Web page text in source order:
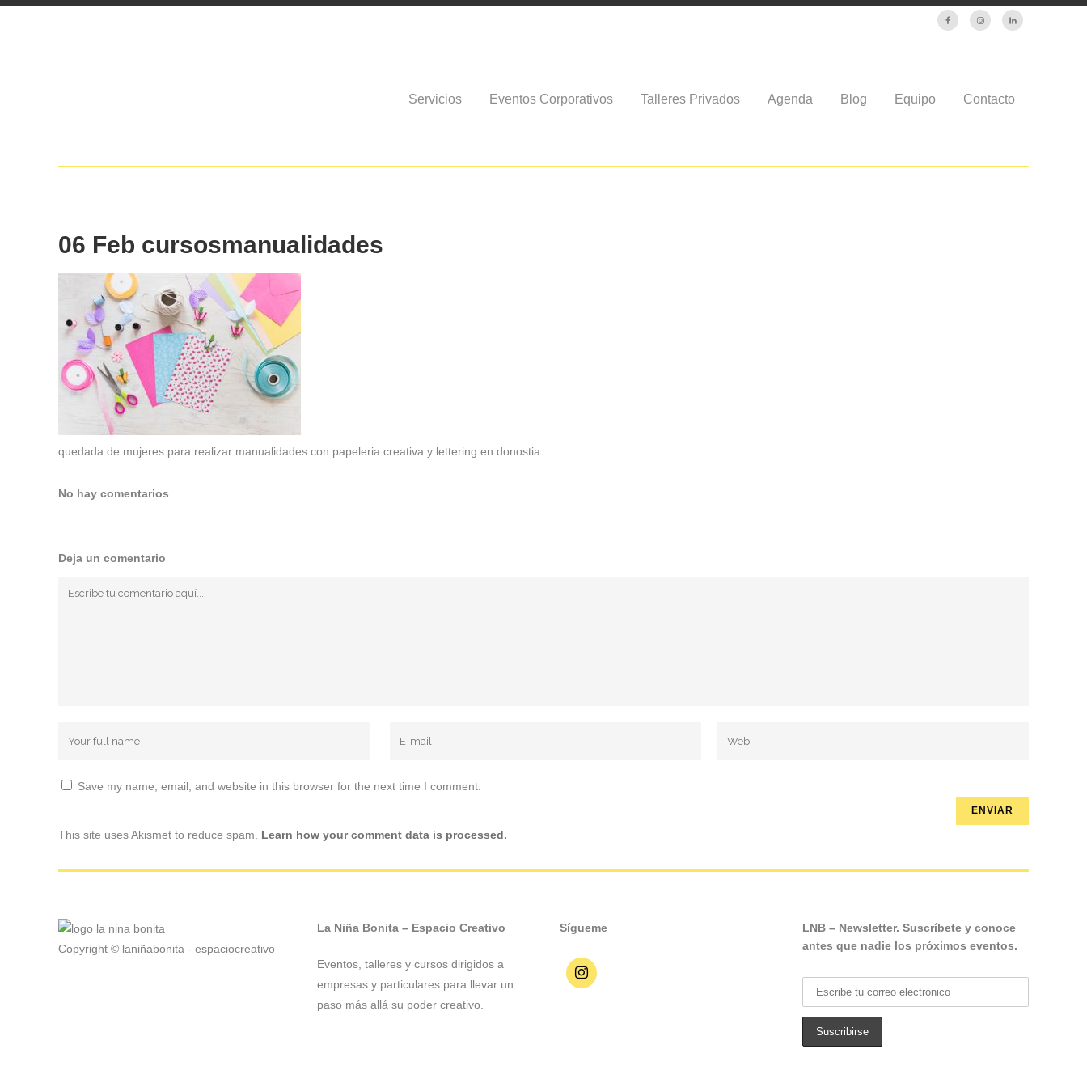
Servicios Eventos Corporativos Talleres Privados Agenda Blog Equipo Contacto
06 Feb cursosmanualidades
quedada de mujeres para realizar manualidades con papeleria creativa y lettering en donostia
No hay comentarios
Deja un comentario
Save my name, email, and website in this browser for the next time I comment.
This site uses Akismet to reduce spam. Learn how your comment data is processed.
Copyright © laniñabonita - espaciocreativo
La Niña Bonita – Espacio Creativo
Eventos, talleres y cursos dirigidos a
empresas y particulares para llevar un
paso más allá su poder creativo.
Sígueme
LNB – Newsletter. Suscríbete y conoce
antes que nadie los próximos eventos.